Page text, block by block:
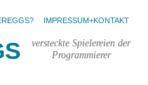
IMPRESSUM+KONTAKT
versteckte Spielereien der
Programmierer